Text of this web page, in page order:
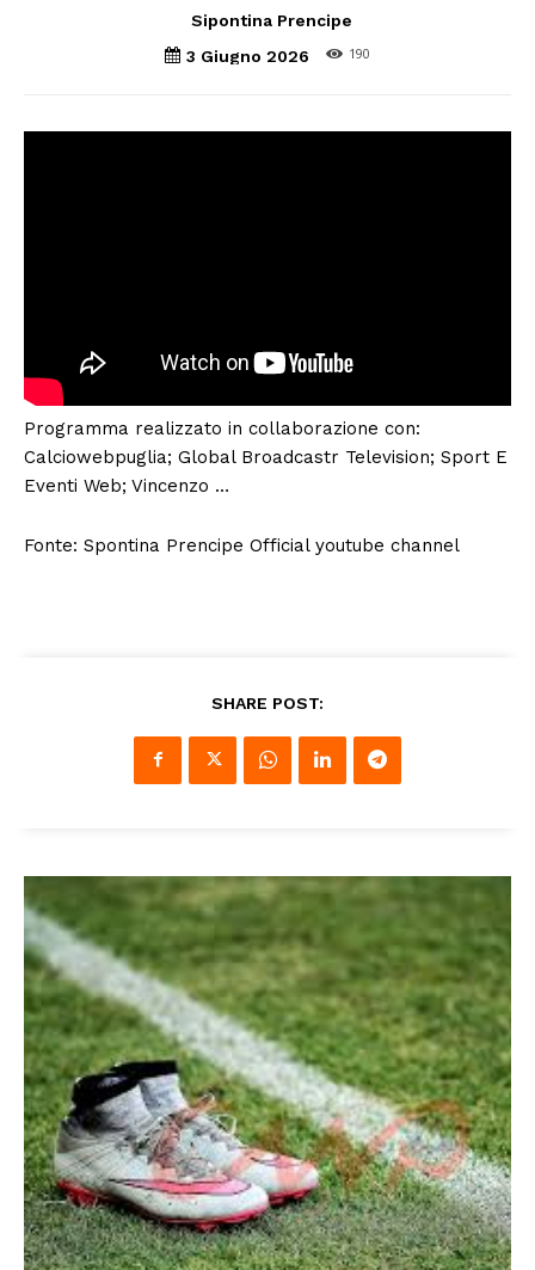
Sipontina Prencipe
3 Giugno 2026
190
Programma realizzato in collaborazione con:
Calciowebpuglia; Global Broadcastr Television; Sport E
Eventi Web; Vincenzo …
Fonte: Spontina Prencipe Official youtube channel
SHARE POST: